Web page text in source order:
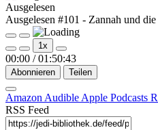
Ausgelesen
Ausgelesen #101 - Zannah und
Play
Episode
Pause
Episode
1x
00:00 / 01:50:43
Abonnieren Teilen
Amazon Audible Apple Podcasts
RSS Feed